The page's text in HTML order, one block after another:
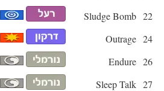
22
Sludge Bomb
24
Outrage
26
Endure
27
Sleep Talk